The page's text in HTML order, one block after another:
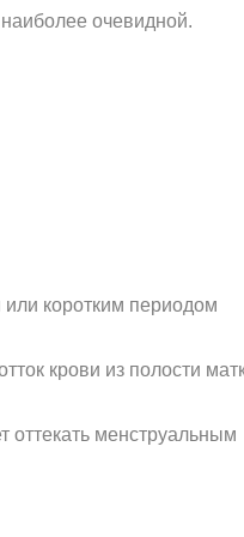
очевидной.
коротким периодом
крови из полости
оттекать менструальным